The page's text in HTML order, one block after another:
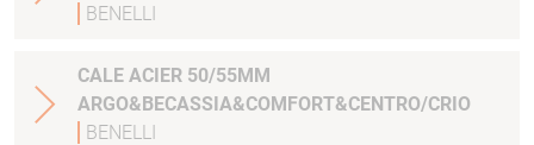
BENELLI
CALE ACIER 50/55MM
ARGO&BECASSIA&COMFORT&CENTRO/CRIO
BENELLI